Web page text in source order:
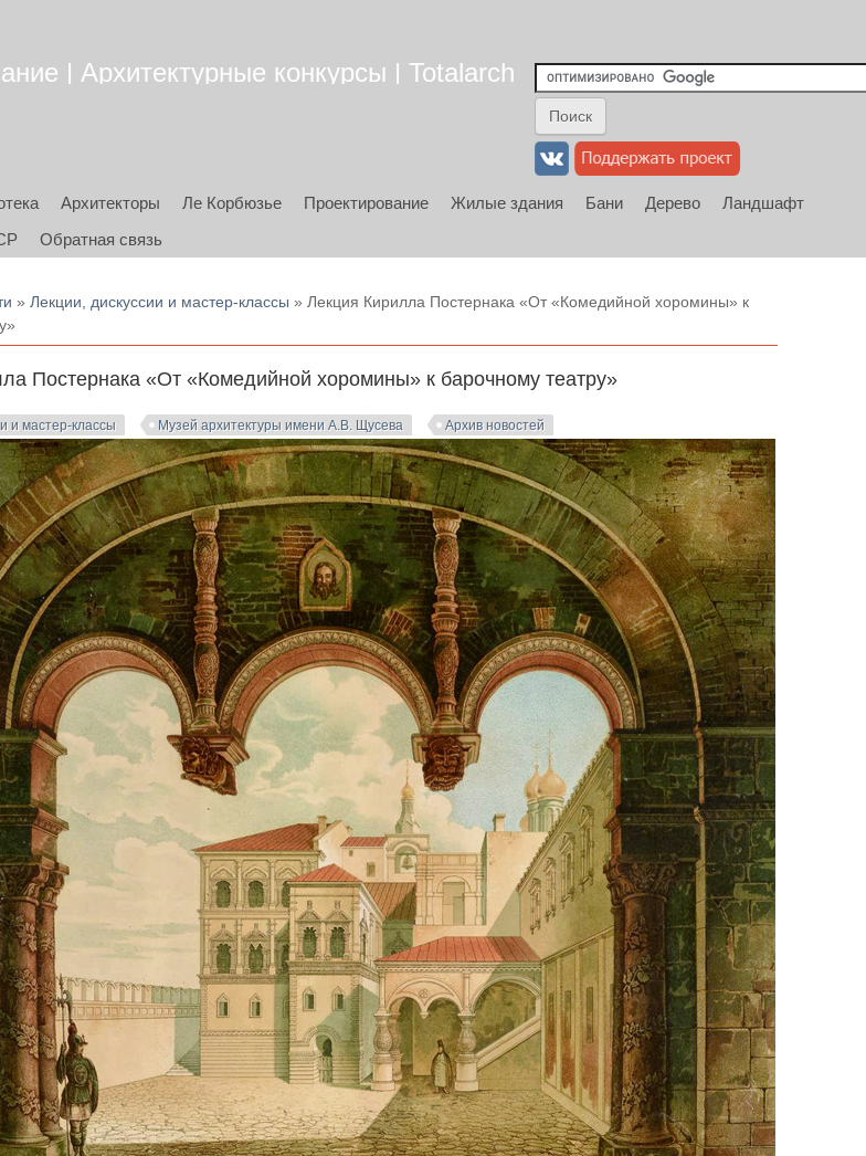
| Архитектурные конкурсы | Totalarch
Архитекторы Ле Корбюзье Проектирование Жилые здания Бани Дерево
Ландшафт
Обратная связь
» Лекции, дискуссии и мастер-классы » Лекция Кирилла Постернака «От «Комедийной хоромины» к
Постернака «От «Комедийной хоромины» к барочному театру»
и мастер-классы Музей архитектуры имени А.В. Щусева Архив новостей